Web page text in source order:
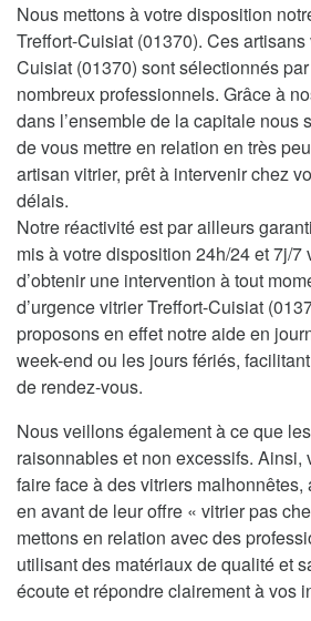
Nous mettons à votre disposition
Treffort-Cuisiat (01370). Ces
Cuisiat (01370) sont sélectionnés
nombreux professionnels. Grâce à
dans l’ensemble de la capitale nous
de vous mettre en relation en très
artisan vitrier, prêt à intervenir chez
délais.
Notre réactivité est par ailleurs
mis à votre disposition 24h/24 et 7j/7
d’obtenir une intervention à tout
d’urgence vitrier Treffort-Cuisiat
proposons en effet notre aide en
week-end ou les jours fériés,
de rendez-vous.
Nous veillons également à ce que
raisonnables et non excessifs. Ainsi,
faire face à des vitriers malhonnêtes,
en avant de leur offre « vitrier pas
mettons en relation avec des
utilisant des matériaux de qualité et
écoute et répondre clairement à vos